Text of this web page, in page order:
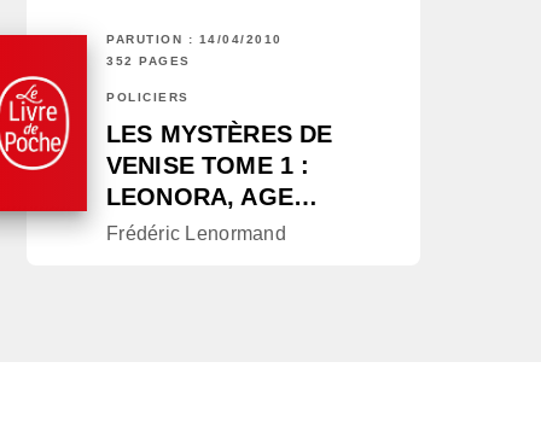
PARUTION : 14/04/2010
352 PAGES
POLICIERS
LES MYSTÈRES DE
VENISE TOME 1 :
LEONORA, AGE…
Frédéric Lenormand